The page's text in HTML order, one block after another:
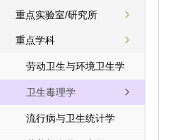
重点实验室/研究所
重点学科
劳动卫生与环境卫生学
卫生毒理学
流行病与卫生统计学